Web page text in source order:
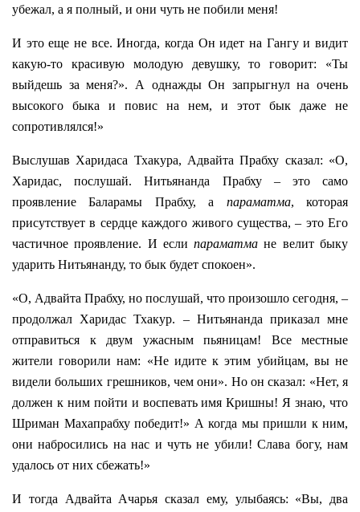
убежал, а я полный, и они чуть не побили меня!
И это еще не все. Иногда, когда Он идет на Гангу и видит
какую-то красивую молодую девушку, то говорит: «Ты
выйдешь за меня?». А однажды Он запрыгнул на очень
высокого быка и повис на нем, и этот бык даже не
сопротивлялся!»
Выслушав Харидаса Тхакура, Адвайта Прабху сказал: «О,
Харидас, послушай. Нитьянанда Прабху – это само
проявление Баларамы Прабху, а параматма, которая
присутствует в сердце каждого живого существа, – это Его
частичное проявление. И еслипараматма не велит быку
ударить Нитьянанду, то бык будет спокоен».
«О, Адвайта Прабху, но послушай, что произошло сегодня, –
продолжал Харидас Тхакур. – Нитьянанда приказал мне
отправиться к двум ужасным пьяницам! Все местные
жители говорили нам: «Не идите к этим убийцам, вы не
видели больших грешников, чем они». Но он сказал: «Нет, я
должен к ним пойти и воспевать имя Кришны! Я знаю, что
Шриман Махапрабху победит!» А когда мы пришли к ним,
они набросились на нас и чуть не убили! Слава богу, нам
удалось от них сбежать!»
И тогда Адвайта Ачарья сказал ему, улыбаясь: «Вы, два